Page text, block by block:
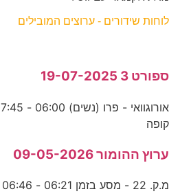
לוחות שידורים - ערוצים המובילים
ספורט 3 19-07-2025
קופה
ערוץ ההומור 09-05-2026